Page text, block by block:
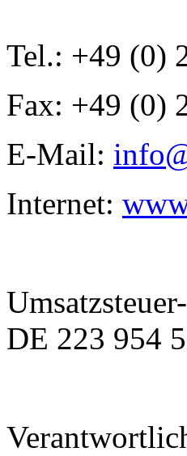
Tel.: +49 (0)
Fax: +49 (0)
E-Mail:
Internet:
DE 223 954